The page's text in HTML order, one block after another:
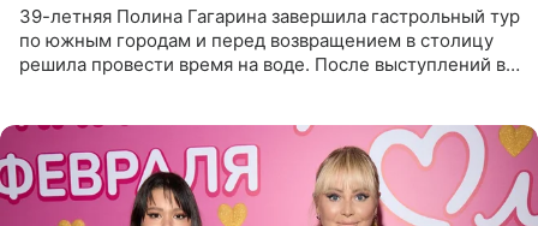
39-летняя Полина Гагарина завершила гастрольный тур
по южным городам и перед возвращением в столицу
решила провести время на воде. После выступлений в